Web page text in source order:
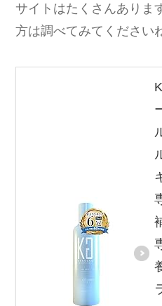
サイトはたくさんありま
方は調べてみてください